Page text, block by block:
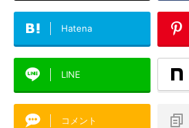
Hatena
LINE
コメント